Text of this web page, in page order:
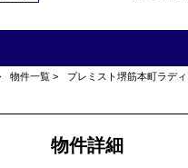
物件一覧 > プレミスト堺筋本町ラデ
物件詳細